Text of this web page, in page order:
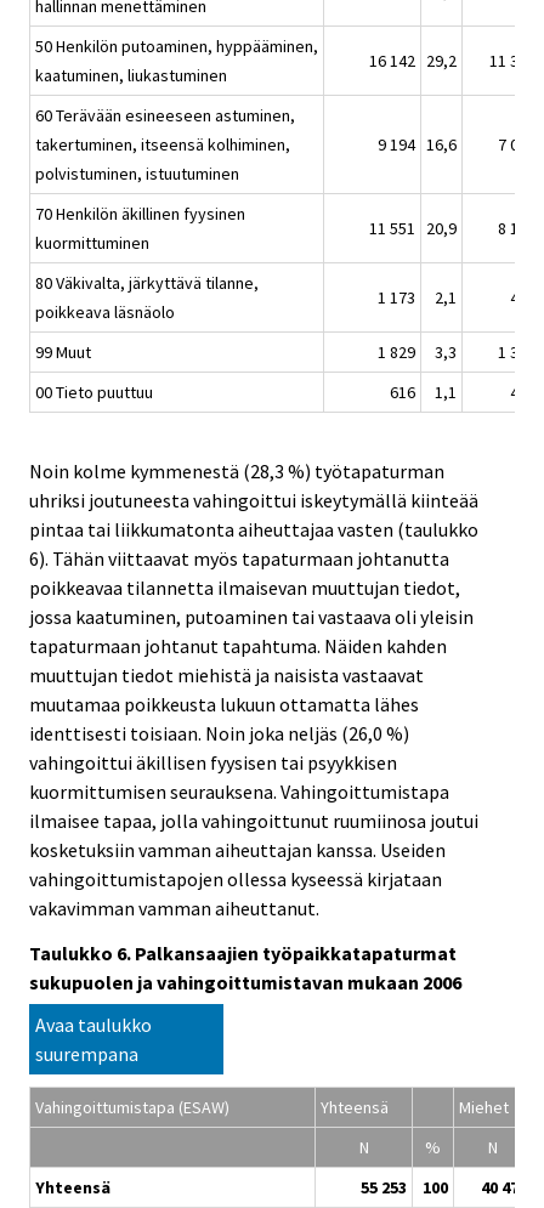
hallinnan menettäminen
50 Henkilön putoaminen, hyppääminen,
kaatuminen, liukastuminen
16 142 29,2 11 334
60 Terävään esineeseen astuminen,
takertuminen, itseensä kolhiminen,
polvistuminen, istuutuminen
9 194 16,6 7 016
70 Henkilön äkillinen fyysinen
kuormittuminen
11 551 20,9 8 169
80 Väkivalta, järkyttävä tilanne,
poikkeava läsnäolo
1 173 2,1 497
99 Muut 1 829 3,3
1 350
00 Tieto puuttuu
616 1,1 496
Noin kolme kymmenestä (28,3 %) työtapaturman
uhriksi joutuneesta vahingoittui iskeytymällä kiinteää
pintaa tai liikkumatonta aiheuttajaa vasten (taulukko
6). Tähän viittaavat myös tapaturmaan johtanutta
poikkeavaa tilannetta ilmaisevan muuttujan tiedot,
jossa kaatuminen, putoaminen tai vastaava oli yleisin
tapaturmaan johtanut tapahtuma. Näiden kahden
muuttujan tiedot miehistä ja naisista vastaavat
muutamaa poikkeusta lukuun ottamatta lähes
identtisesti toisiaan. Noin joka neljäs (26,0 %)
vahingoittui äkillisen fyysisen tai psyykkisen
kuormittumisen seurauksena. Vahingoittumistapa
ilmaisee tapaa, jolla vahingoittunut ruumiinosa joutui
kosketuksiin vamman aiheuttajan kanssa. Useiden
vahingoittumistapojen ollessa kyseessä kirjataan
vakavimman vamman aiheuttanut.
Taulukko 6. Palkansaajien työpaikkatapaturmat
sukupuolen ja vahingoittumistavan mukaan 2006
Avaa taulukko
suurempana
Vahingoittumistapa (ESAW) Yhteensä
Miehet
N
%
N
Yhteensä
55 253 100 40 479